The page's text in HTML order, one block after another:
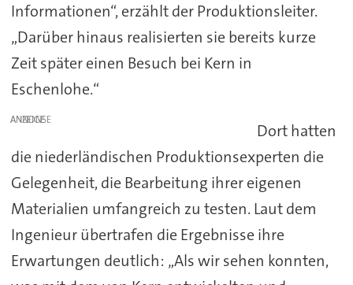
Informationen“, erzählt der Produktionsleiter.
„Darüber hinaus realisierten sie bereits kurze
Zeit später einen Besuch bei Kern in
Eschenlohe.“
ANZEIGE
Dort hatten
die niederländischen Produktionsexperten die
Gelegenheit, die Bearbeitung ihrer eigenen
Materialien umfangreich zu testen. Laut dem
Ingenieur übertrafen die Ergebnisse ihre
Erwartungen deutlich: „Als wir sehen konnten,